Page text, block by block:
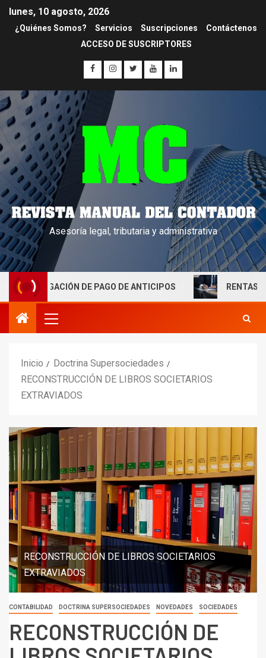
lunes, 10 agosto, 2026
¿Quiénes Somos? Servicios Suscripciones
Contáctenos
ACCESO DE SUSCRIPTORES
Asesoría legal, tributaria y administrativa
DE PAGO DE ANTICIPOS RENTAS LABORALES
Inicio
Doctrina Supersociedades
RECONSTRUCCIÓN DE LIBROS SOCIETARIOS
EXTRAVIADOS
RECONSTRUCCIÓN DE LIBROS SOCIETARIOS
EXTRAVIADOS
CONTABILIDAD DOCTRINA SUPERSOCIEDADES NOVEDADES SOCIEDADES
RECONSTRUCCIÓN DE